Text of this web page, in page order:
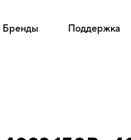
Бренды Поддержка